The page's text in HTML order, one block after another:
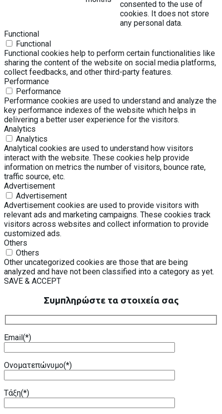
consented to the use of
cookies. It does not store
any personal data.
Functional
Functional
Functional cookies help to perform certain functionalities like
sharing the content of the website on social media platforms,
collect feedbacks, and other third-party features.
Performance
Performance
Performance cookies are used to understand and analyze the
key performance indexes of the website which helps in
delivering a better user experience for the visitors.
Analytics
Analytics
Analytical cookies are used to understand how visitors
interact with the website. These cookies help provide
information on metrics the number of visitors, bounce rate,
traffic source, etc.
Advertisement
Advertisement
Advertisement cookies are used to provide visitors with
relevant ads and marketing campaigns. These cookies track
visitors across websites and collect information to provide
customized ads.
Others
Others
Other uncategorized cookies are those that are being
analyzed and have not been classified into a category as yet.
SAVE & ACCEPT
Συμπληρώστε τα στοιχεία σας
Email(*)
Ονοματεπώνυμο(*)
Τάξη(*)